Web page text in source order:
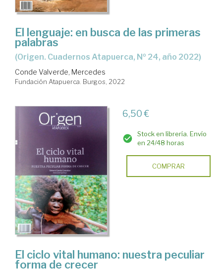
El lenguaje: en busca de las primeras
palabras
(Origen. Cuadernos Atapuerca, Nº 24, año 2022)
Conde Valverde, Mercedes
Fundación Atapuerca. Burgos, 2022
6,50 €
Stock en librería. Envío
en 24/48 horas
COMPRAR
El ciclo vital humano: nuestra peculiar
forma de crecer